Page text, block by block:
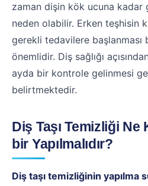
zaman dişin kök ucuna kadar
neden olabilir. Erken teşhisin
gerekli tedavilere başlanması
önemlidir. Diş sağlığı
ayda bir kontrole gelinmesi
belirtmektedir.
Diş Taşı Temizliği Ne
bir Yapılmalıdır?
Diş taşı temizliğinin yapılma